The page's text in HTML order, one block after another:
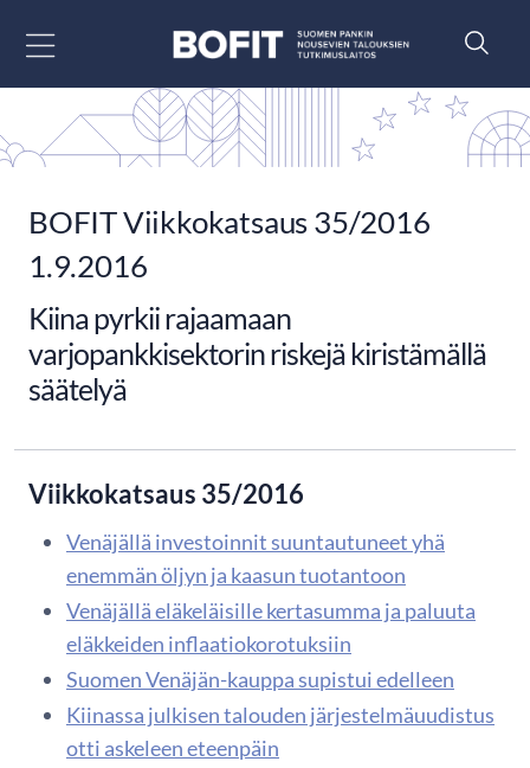
BOFIT Viikkokatsaus 35/2016
1.9.2016
Kiina pyrkii rajaamaan
varjopankkisektorin riskejä kiristämällä
säätelyä
Viikkokatsaus 35/2016
Venäjällä investoinnit suuntautuneet yhä
enemmän öljyn ja kaasun tuotantoon
Venäjällä eläkeläisille kertasumma ja paluuta
eläkkeiden inflaatiokorotuksiin
Suomen Venäjän-kauppa supistui edelleen
Kiinassa julkisen talouden järjestelmäuudistus
otti askeleen eteenpäin